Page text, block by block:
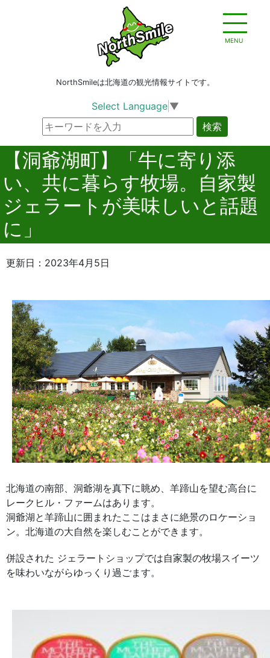
MENU
NorthSmileは北海道の観光情報サイトです。
Select Language ▼
検索
【洞爺湖町】「牛に寄り添
い、共に暮らす牧場。自家製
ジェラートが美味しいと話題
に」
更新日：2023年4月5日
北海道の南部、洞爺湖を真下に眺め、羊蹄山を望む高台に
レークヒル・ファームはあります。
洞爺湖と羊蹄山に囲まれたここはまさに絶景のロケーショ
ン。北海道の大自然を楽しむことができます。
併設された ジェラートショップでは自家製の牧場スイーツ
を味わいながらゆっくり過ごます。